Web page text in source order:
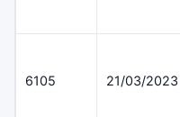
6105 21/03/2023